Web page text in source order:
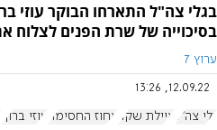
בגלי צה"ל התארחו הבוקר עוזי
בסיכוייה של שרת הפנים לצלוח
ערוץ 7
12.09.22, 13:26
גלי צה"ל איילת שקד אחוז החסימה עוזי ברוך